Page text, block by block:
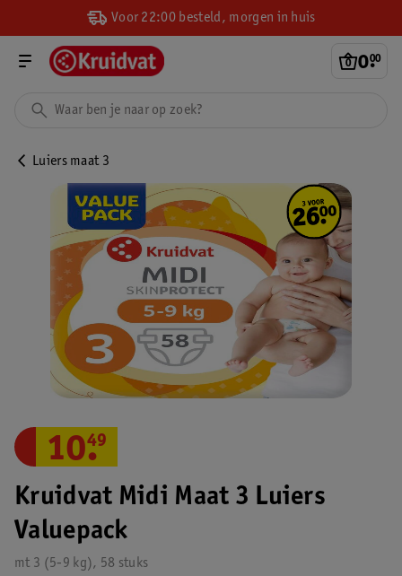
Voor 22:00 besteld, morgen in huis
0.
00
Luiers maat 3
Kruidvat Midi Maat 3 Luiers
Valuepack
mt 3 (5-9 kg), 58 stuks
10.
49